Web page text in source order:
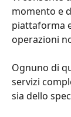
momento e
piattaforma
operazioni
Ognuno di
servizi
sia dello